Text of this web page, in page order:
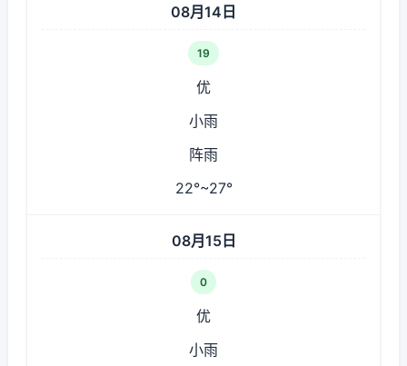
08月14日
19
优
小雨
阵雨
22°~27°
08月15日
0
优
小雨